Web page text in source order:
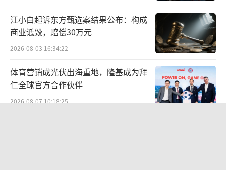
看，其研发储备已开始释放动能。10月前6日，
比亚迪新增订单超过23.6万辆，远超去年同
期；10月9日，比亚迪第1400万辆新能源汽车
在巴西乘用车工厂下线。
“从长期视角审视，比亚迪的高研发投入
江小白起诉东方甄选案结果公布：构成
商业诋毁，赔偿30万元
2026-08-03 16:34:22
体育营销成光伏出海重地，隆基成为拜
仁全球官方合作伙伴
2026-08-07 10:18:25